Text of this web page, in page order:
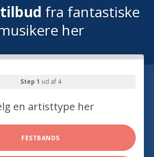
fra fantastiske
her
Step 1 ud af 4
en artisttype her
FESTBANDS